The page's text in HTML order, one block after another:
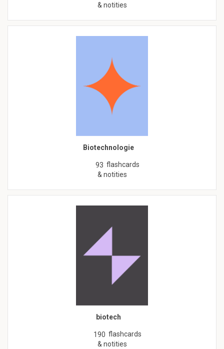
& notities
Biotechnologie
93 flashcards
& notities
biotech
190 flashcards
& notities